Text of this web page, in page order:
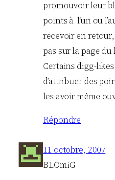
promouvoir leur
points à l’un ou
recevoir en retour,
pas sur la page
Certains digg-
d’attribuer des
les avoir même
Répondre
11 octobre, 2007
BLOmiG